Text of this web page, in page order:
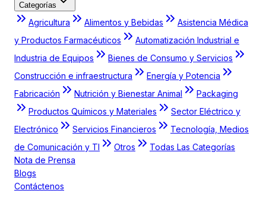
Categorías
Agricultura Alimentos y Bebidas
Asistencia Médica
y Productos Farmacéuticos
Automatización Industrial e
Industria de Equipos
Bienes de Consumo y Servicios
Construcción e infraestructura
Energía y Potencia
Fabricación
Nutrición y Bienestar Animal
Packaging
Productos Químicos y Materiales
Sector Eléctrico y
Electrónico
Servicios Financieros
Tecnología, Medios
de Comunicación y TI
Otros
Todas Las Categorías
Nota de Prensa
Blogs
Contáctenos